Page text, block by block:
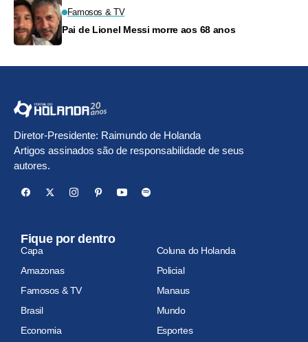
Famosos & TV
Pai de Lionel Messi morre aos 68 anos
Diretor-Presidente: Raimundo de Holanda
Artigos assinados são de responsabilidade de seus
autores.
Fique por dentro
Capa
Coluna do Holanda
Amazonas
Policial
Famosos & TV
Manaus
Brasil
Mundo
Economia
Esportes